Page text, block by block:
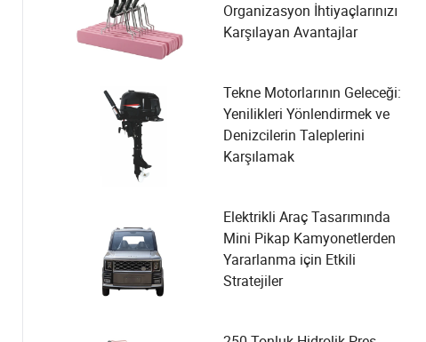
Organizasyon İhtiyaçlarınızı
Karşılayan Avantajlar
Tekne Motorlarının Geleceği:
Yenilikleri Yönlendirmek ve
Denizcilerin Taleplerini
Karşılamak
Elektrikli Araç Tasarımında
Mini Pikap Kamyonetlerden
Yararlanma için Etkili
Stratejiler